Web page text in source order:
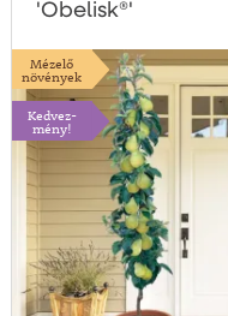
'Obelisk®'
Mézelő
növények
Kedvez-
mény!